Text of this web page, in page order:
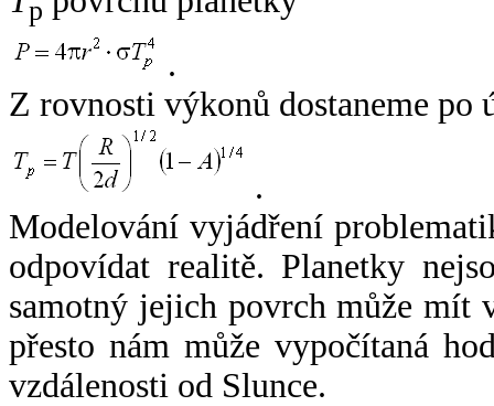
p
.
Z rovnosti výkonů dostaneme po
.
Modelování vyjádření
odpovídat realitě. Planetky
samotný jejich povrch může mít
přesto nám může vypočítaná
vzdálenosti od Slunce.